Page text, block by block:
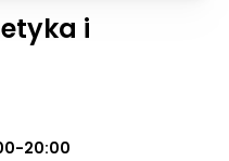
i
20:00